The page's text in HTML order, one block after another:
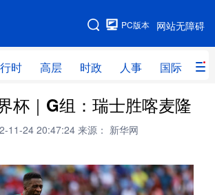
网站无障碍
PC版本
时 高层 时政 人事 国际 财
网站地图
高层 时政 人事
财经 网评
思客智库 全球连线 教育
科创 量子 体育
杯｜G组：瑞士胜喀麦隆
11-24 20:47:24 来源： 新华网